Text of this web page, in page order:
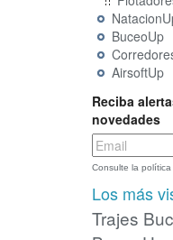
BuceoUp
AirsoftUp
Reciba
novedades
Consulte la
Los más
Trajes